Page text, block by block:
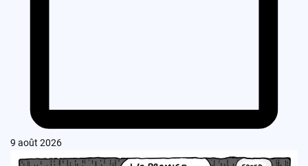
9 août 2026